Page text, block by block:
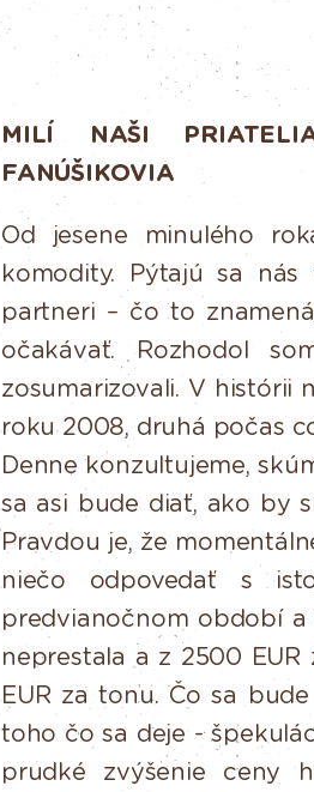
MILÍ NAŠI
FANÚŠIKOVIA
Od jesene minulého
komodity. Pýtajú sa nás
partneri – čo to
očakávať. Rozhodol
zosumarizovali. V histórii
roku 2008, druhá počas
Denne konzultujeme,
sa asi bude diať, ako by
Pravdou je, že
niečo
odpovedať s
predvianočnom období
neprestala a z 2500 EUR
EUR za tonu. Čosa
toho čo sa deje -
prudké
zvýšenie ceny